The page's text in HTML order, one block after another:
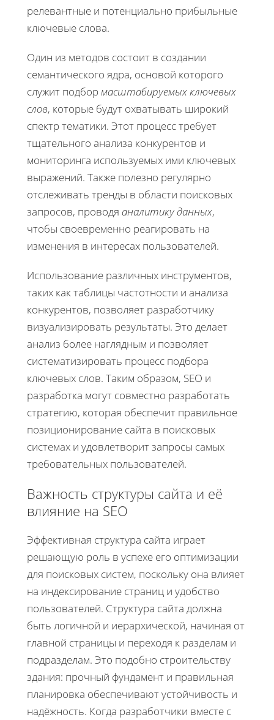
релевантные и потенциально прибыльные
ключевые слова.
Один из методов состоит в создании
семантического ядра, основой которого
служит подбор масштабируемых ключевых
слов, которые будут охватывать широкий
спектр тематики. Этот процесс требует
тщательного анализа конкурентов и
мониторинга используемых ими ключевых
выражений. Также полезно регулярно
отслеживать тренды в области поисковых
запросов, проводя аналитику данных,
чтобы своевременно реагировать на
изменения в интересах пользователей.
Использование различных инструментов,
таких как таблицы частотности и анализа
конкурентов, позволяет разработчику
визуализировать результаты. Это делает
анализ более наглядным и позволяет
систематизировать процесс подбора
ключевых слов. Таким образом, SEO и
разработка могут совместно разработать
стратегию, которая обеспечит правильное
позиционирование сайта в поисковых
системах и удовлетворит запросы самых
требовательных пользователей.
Важность структуры сайта и её
влияние на SEO
Эффективная структура сайта играет
решающую роль в успехе его оптимизации
для поисковых систем, поскольку она влияет
на индексирование страниц и удобство
пользователей. Структура сайта должна
быть логичной и иерархической, начиная от
главной страницы и переходя к разделам и
подразделам. Это подобно строительству
здания: прочный фундамент и правильная
планировка обеспечивают устойчивость и
надёжность. Когда разработчики вместе с